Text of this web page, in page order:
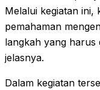
Melalui kegiatan ini,
pemahaman
langkah yang harus
jelasnya.
Dalam kegiatan